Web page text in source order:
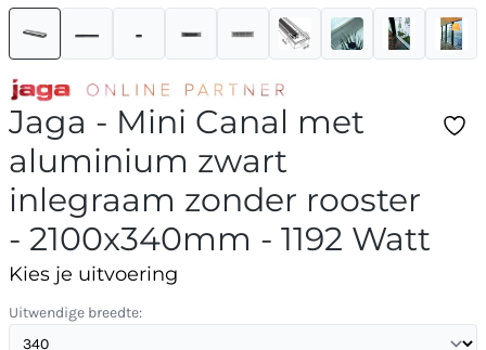
Jaga - Mini Canal met
aluminium zwart
inlegraam zonder rooster
- 2100x340mm - 1192 Watt
Kies je uitvoering
Uitwendige breedte: